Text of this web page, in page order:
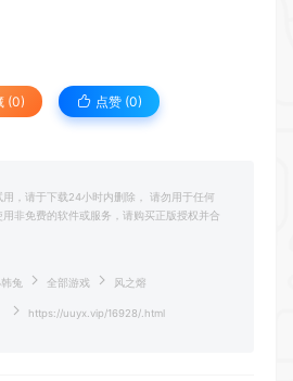
(0) 点赞 (0)
，请于下载24小时内删除， 请勿用于任何
非免费的软件或服务，请购买正版授权并合
兔 全部游戏 风之熔
https://uuyx.vip/16928/.html